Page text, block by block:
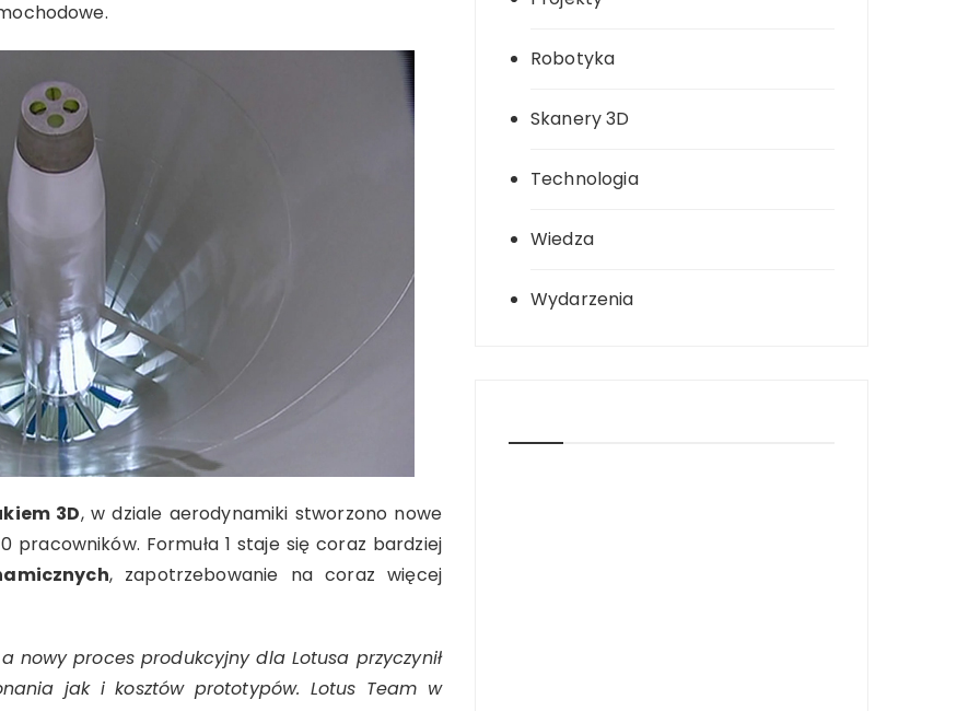
3D, w dziale aerodynamiki stworzono nowe
pracowników. Formuła 1 staje się coraz bardziej
, zapotrzebowanie na coraz więcej
nowy proces produkcyjny dla Lotusa przyczynił
jak i kosztów prototypów. Lotus Team w
Robotyka
Skanery 3D
Technologia
Wiedza
Wydarzenia